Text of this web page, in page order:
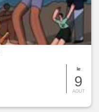
le
9
AOUT